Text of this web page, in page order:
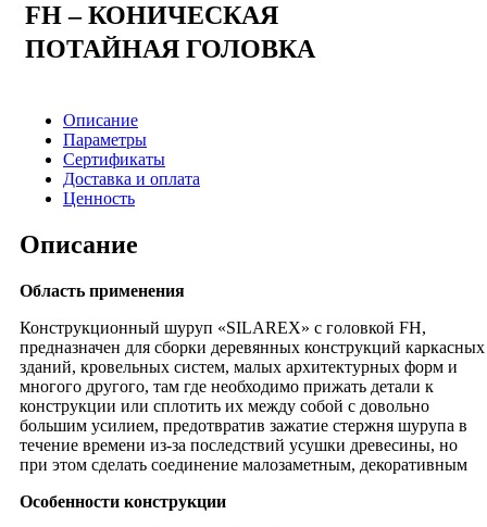
FH – КОНИЧЕСКАЯ
ПОТАЙНАЯ ГОЛОВКА
Описание
Параметры
Сертификаты
Доставка и оплата
Ценность
Описание
Область применения
Конструкционный шуруп «SILAREX» с головкой FH,
предназначен для сборки деревянных конструкций каркасных
зданий, кровельных систем, малых архитектурных форм и
многого другого, там где необходимо прижать детали к
конструкции или сплотить их между собой с довольно
большим усилием, предотвратив зажатие стержня шурупа в
течение времени из-за последствий усушки древесины, но
при этом сделать соединение малозаметным, декоративным
Особенности конструкции